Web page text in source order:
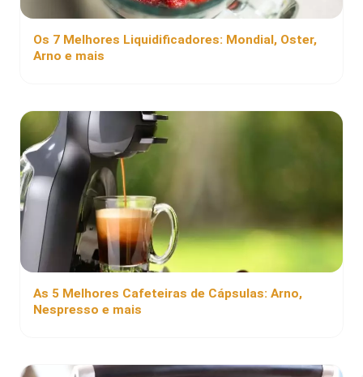
Os 7 Melhores Liquidificadores: Mondial, Oster,
Arno e mais
As 5 Melhores Cafeteiras de Cápsulas: Arno,
Nespresso e mais